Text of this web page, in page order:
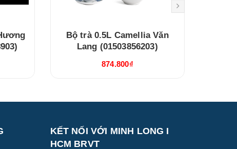
Bộ trà 0.5L Camellia Văn
Lang (01503856203)
874.800₫
KẾT NỐI VỚI MINH LONG I
HCM BRVT